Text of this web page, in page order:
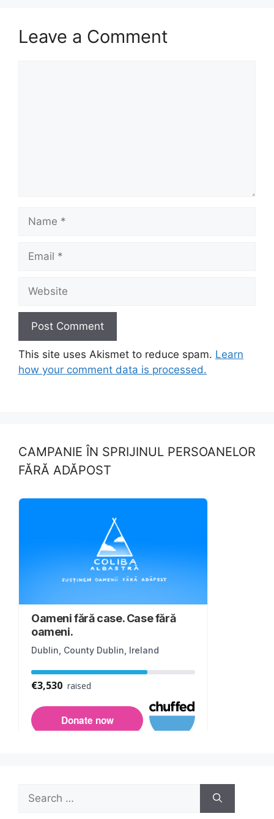
Leave a Comment
Name
Email
Website
This site uses Akismet to reduce spam. Learn
how your comment data is processed.
CAMPANIE ÎN SPRIJINUL PERSOANELOR
FĂRĂ ADĂPOST
for: